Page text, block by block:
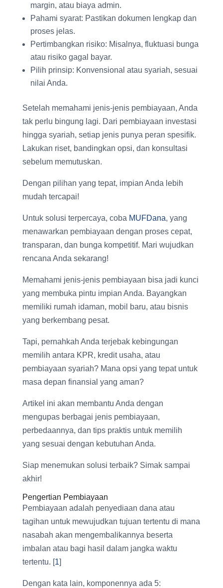
margin, atau biaya admin.
Pahami syarat: Pastikan dokumen lengkap dan
proses jelas.
Pertimbangkan risiko: Misalnya, fluktuasi bunga
atau risiko gagal bayar.
Pilih prinsip: Konvensional atau syariah, sesuai
nilai Anda.
Setelah memahami jenis-jenis pembiayaan, Anda
tak perlu bingung lagi. Dari pembiayaan investasi
hingga syariah, setiap jenis punya peran spesifik.
Lakukan riset, bandingkan opsi, dan konsultasi
sebelum memutuskan.
Dengan pilihan yang tepat, impian Anda lebih
mudah tercapai!
Untuk solusi terpercaya, coba MUFDana, yang
menawarkan pembiayaan dengan proses cepat,
transparan, dan bunga kompetitif. Mari wujudkan
rencana Anda sekarang!
Memahami jenis-jenis pembiayaan bisa jadi kunci
yang membuka pintu impian Anda. Bayangkan
memiliki rumah idaman, mobil baru, atau bisnis
yang berkembang pesat.
Tapi, pernahkah Anda terjebak kebingungan
memilih antara KPR, kredit usaha, atau
pembiayaan syariah? Mana opsi yang tepat untuk
masa depan finansial yang aman?
Artikel ini akan membantu Anda dengan
mengupas berbagai jenis pembiayaan,
perbedaannya, dan tips praktis untuk memilih
yang sesuai dengan kebutuhan Anda.
Siap menemukan solusi terbaik? Simak sampai
akhir!
Pengertian Pembiayaan
Pembiayaan adalah penyediaan dana atau
tagihan untuk mewujudkan tujuan tertentu di mana
nasabah akan mengembalikannya beserta
imbalan atau bagi hasil dalam jangka waktu
tertentu. [1]
Dengan kata lain, komponennya ada 5: